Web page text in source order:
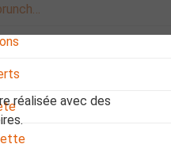
réalisée avec des